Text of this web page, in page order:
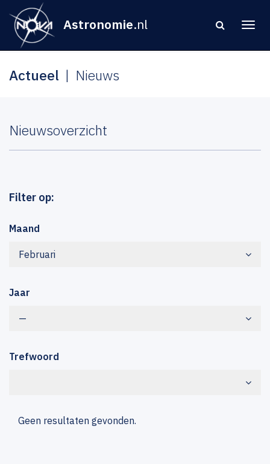
Astronomie.nl
Actueel Nieuws
Nieuwsoverzicht
Filter op:
Maand
Februari
Jaar
—
Trefwoord
Geen resultaten gevonden.